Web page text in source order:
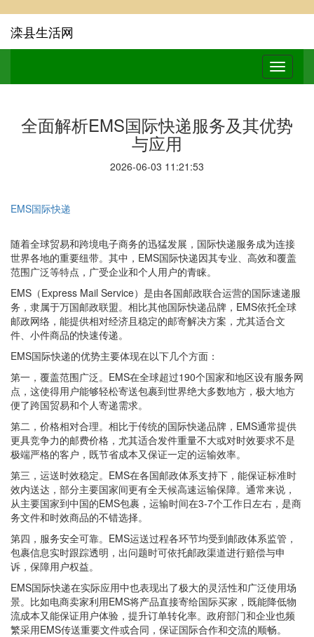
滦县生活网
全面解析EMS国际快递服务及其优势
与应用
2026-06-03 11:21:53
EMS国际快递
随着全球贸易和跨境电子商务的迅猛发展，国际快递服务成为连接
世界各地的重要纽带。其中，EMS国际快递因其专业、高效和覆盖
范围广泛等特点，广受企业和个人用户的青睐。
EMS（Express Mail Service）是由各国邮政联合运营的国际速递服
务，隶属于万国邮政联盟。相比其他国际快递品牌，EMS依托全球
邮政网络，能提供相对经济且稳定的邮寄解决方案，尤其适合文
件、小件商品的快速传递。
EMS国际快递的优势主要体现在以下几个方面：
第一，覆盖范围广泛。EMS在全球超过190个国家和地区设有服务网
点，这使得用户能够轻松寄送包裹到世界绝大多数地方，极大地方
便了跨国贸易和个人寄递需求。
第二，价格相对合理。相比于传统的国际快递品牌，EMS通常提供
更具竞争力的邮费价格，尤其适合发件重量不大或对时效要求不是
极端严格的客户，既节省成本又保证一定的运输效率。
第三，运送时效稳定。EMS在各国邮政体系支持下，能保证标准时
效内送达，部分主要国家间更有全天候高速运输保障。通常来说，
从主要国家到中国的EMS包裹，运输时间在3-7个工作日左右，是商
务文件和时效商品的不错选择。
第四，服务安全可靠。EMS运送过程各环节均受到邮政体系监管，
包裹信息实时跟踪透明，出问题时可依托邮政渠道进行赔偿与申
诉，保障用户权益。
EMS国际快递在实际应用中也表现出了极大的灵活性和广泛使用场
景。比如电商卖家利用EMS将产品直接寄给国际买家，既能降低物
流成本又能保证用户体验，提升订单转化率。政府部门和企业也频
繁采用EMS传送重要文件或合同，保证国际合作和交流的顺畅。